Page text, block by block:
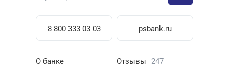
8 800 333 03 03 psbank.ru
О банке Отзывы 247